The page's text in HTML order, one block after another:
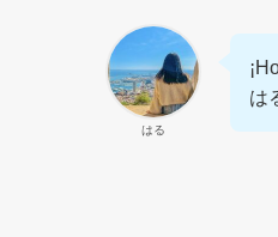
はる
は